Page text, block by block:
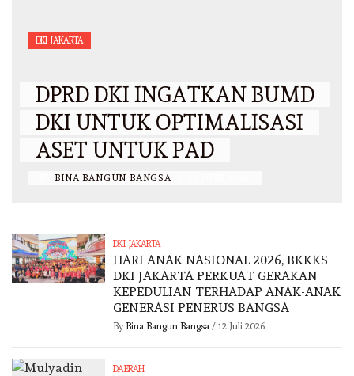
DKI JAKARTA
DPRD DKI INGATKAN BUMD
DKI UNTUK OPTIMALISASI
ASET UNTUK PAD
BINA BANGUN BANGSA
DKI JAKARTA
HARI ANAK NASIONAL 2026, BKKKS
DKI JAKARTA PERKUAT GERAKAN
KEPEDULIAN TERHADAP ANAK-ANAK
GENERASI PENERUS BANGSA
By Bina Bangun Bangsa/ 12 Juli 2026
DAERAH